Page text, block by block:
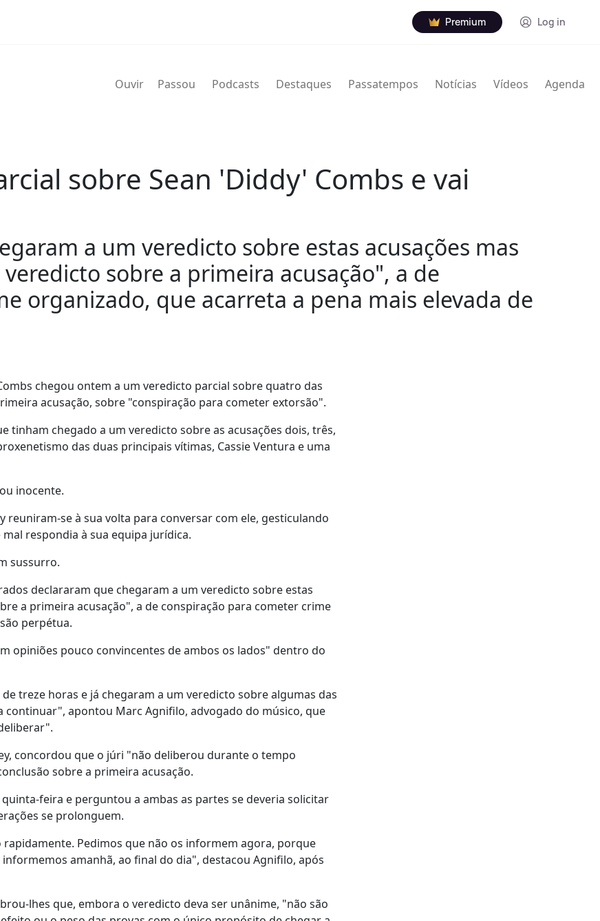
Premium Log in
Ouvir Passou Podcasts Destaques Passatempos Notícias Vídeos Agenda
sobre Sean 'Diddy' Combs e vai
a um veredicto sobre estas acusações mas
sobre a primeira acusação", a de
organizado, que acarreta a pena mais elevada de
chegou ontem a um veredicto parcial sobre quatro das
acusação, sobre "conspiração para cometer extorsão".
chegado a um veredicto sobre as acusações dois, três,
das duas principais vítimas, Cassie Ventura e uma
inocente.
se à sua volta para conversar com ele, gesticulando
respondia à sua equipa jurídica.
sussurro.
declararam que chegaram a um veredicto sobre estas
a primeira acusação", a de conspiração para cometer crime
perpétua.
opiniões pouco convincentes de ambos os lados" dentro do
treze horas e já chegaram a um veredicto sobre algumas das
continuar", apontou Marc Agnifilo, advogado do músico, que
concordou que o júri "não deliberou durante o tempo
sobre a primeira acusação.
feira e perguntou a ambas as partes se deveria solicitar
se prolonguem.
Pedimos que não os informem agora, porque
amanhã, ao final do dia", destacou Agnifilo, após
lhes que, embora o veredicto deva ser unânime, "não são